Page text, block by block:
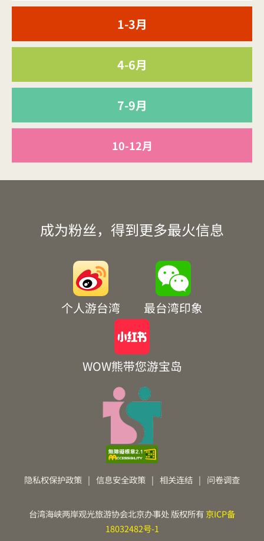
1-3月
4-6月
7-9月
10-12月
成为粉丝，得到更多最火信息
个人游台湾 最台湾印象
WOW熊带您游宝岛
隐私权保护政策 | 信息安全政策 | 相关连结 | 问卷调查
台湾海峡两岸观光旅游协会北京办事处 版权所有京ICP备
18032482号-1